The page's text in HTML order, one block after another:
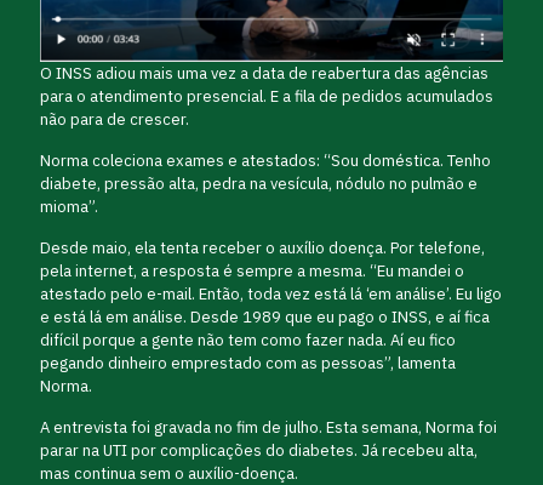
O INSS adiou mais uma vez a data de reabertura das agências
para o atendimento presencial. E a fila de pedidos acumulados
não para de crescer.
Norma coleciona exames e atestados: “Sou doméstica. Tenho
diabete, pressão alta, pedra na vesícula, nódulo no pulmão e
mioma”.
Desde maio, ela tenta receber o auxílio doença. Por telefone,
pela internet, a resposta é sempre a mesma. “Eu mandei o
atestado pelo e-mail. Então, toda vez está lá ‘em análise’. Eu ligo
e está lá em análise. Desde 1989 que eu pago o INSS, e aí fica
difícil porque a gente não tem como fazer nada. Aí eu fico
pegando dinheiro emprestado com as pessoas”, lamenta
Norma.
A entrevista foi gravada no fim de julho. Esta semana, Norma foi
parar na UTI por complicações do diabetes. Já recebeu alta,
mas continua sem o auxílio-doença.